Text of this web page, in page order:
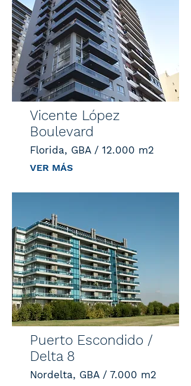
Vicente López
Boulevard
Florida, GBA / 12.000 m2
VER MÁS
Puerto Escondido /
Delta 8
Nordelta, GBA / 7.000 m2